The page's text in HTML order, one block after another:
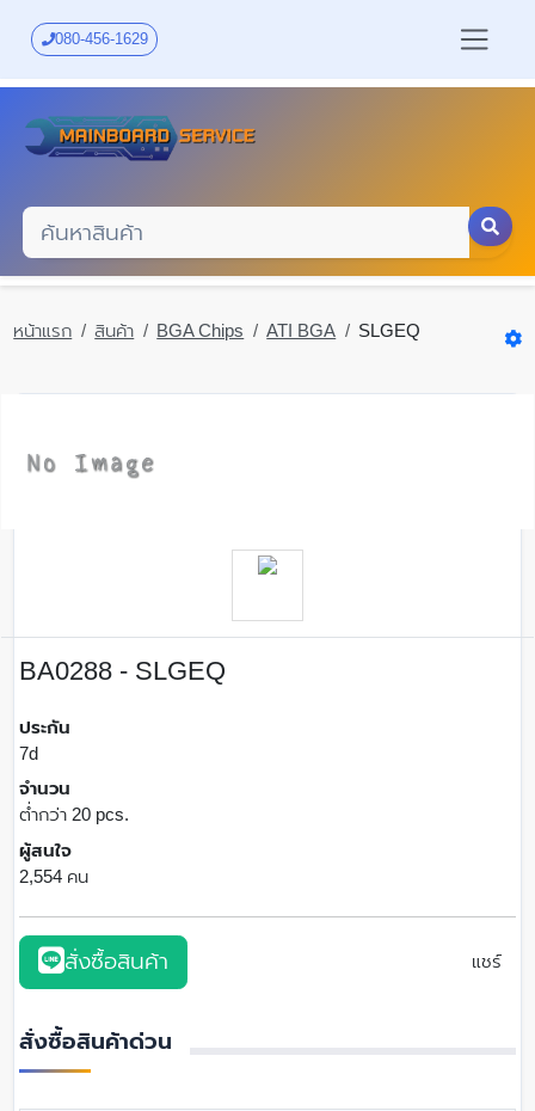
content
080-456-1629
หน้าแรก สินค้า BGA Chips ATI BGA SLGEQ
BA0288 - SLGEQ
ประกัน
7d
จำนวน
ต่ำกว่า 20 pcs.
ผู้สนใจ
2,554 คน
สั่งซื้อสินค้า แชร์
สั่งซื้อสินค้าด่วน